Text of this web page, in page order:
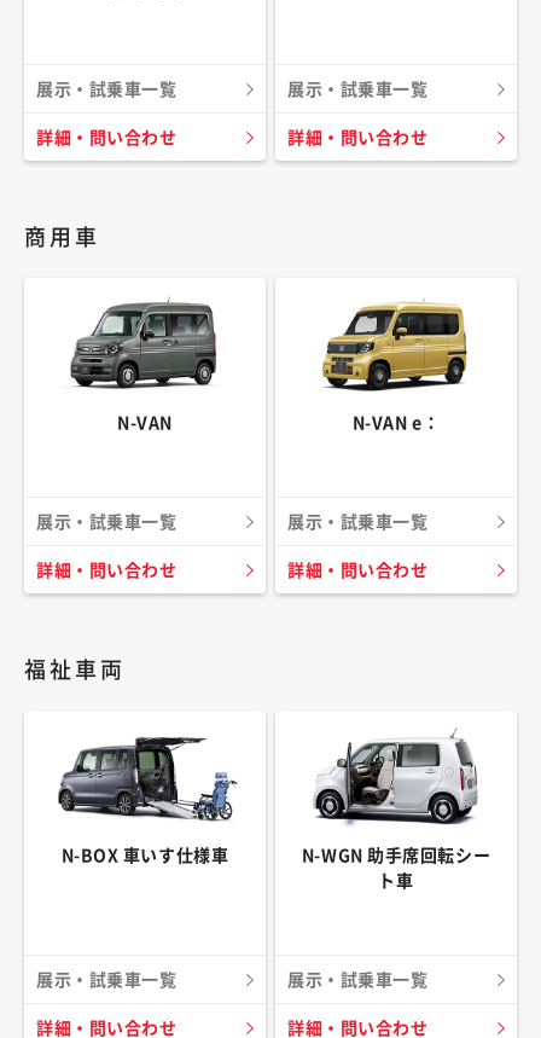
展示・試乗車一覧
詳細・問い合わせ
展示・試乗車一覧
詳細・問い合わせ
商用車
N-VAN
展示・試乗車一覧
詳細・問い合わせ
N-VAN e：
展示・試乗車一覧
詳細・問い合わせ
福祉車両
N-BOX 車いす仕様車
展示・試乗車一覧
詳細・問い合わせ
N-WGN 助手席回転シー
ト車
展示・試乗車一覧
詳細・問い合わせ